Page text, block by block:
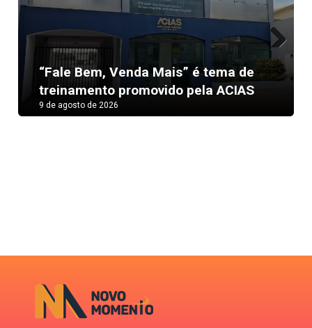
“Fale Bem, Venda Mais” é tema de
treinamento promovido pela ACIAS
9 de agosto de 2026
Next